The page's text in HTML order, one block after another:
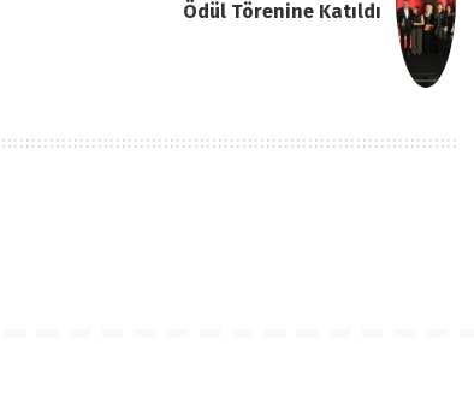
Ödül Törenine Katıldı